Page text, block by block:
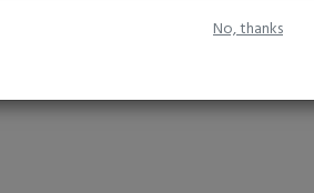
No, thanks